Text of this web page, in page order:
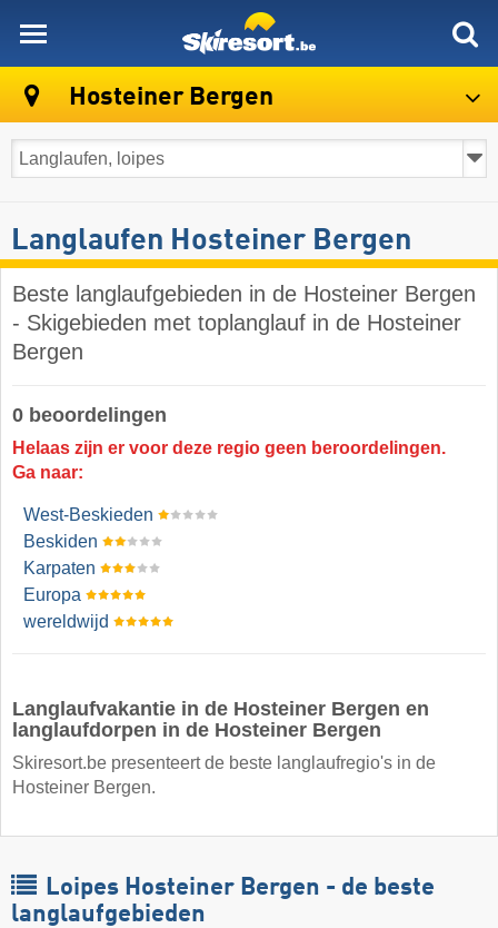
Hosteiner Bergen
Langlaufen Hosteiner Bergen
Beste langlaufgebieden in de Hosteiner Bergen
- Skigebieden met toplanglauf in de Hosteiner
Bergen
0 beoordelingen
Helaas zijn er voor deze regio geen beroordelingen.
Ga naar:
West-Beskieden
Beskiden
Karpaten
Europa
wereldwijd
Langlaufvakantie in de Hosteiner Bergen en
langlaufdorpen in de Hosteiner Bergen
Skiresort.be presenteert de beste langlaufregio's in de
Hosteiner Bergen.
Loipes Hosteiner Bergen - de beste
langlaufgebieden